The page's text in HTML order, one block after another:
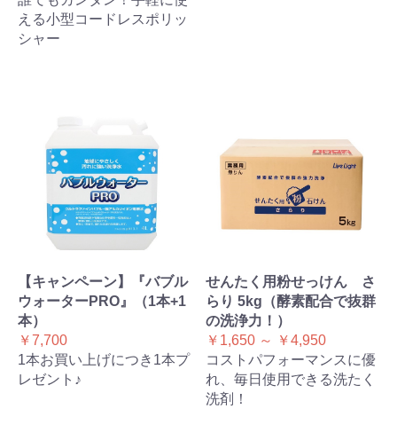
える小型コードレスポリッ
シャー
【キャンペーン】『バブル
ウォーターPRO』（1本+1
本）
￥7,700
1本お買い上げにつき1本プ
レゼント♪
せんたく用粉せっけん さ
らり 5kg（酵素配合で抜群
の洗浄力！）
￥1,650 ～ ￥4,950
コストパフォーマンスに優
れ、毎日使用できる洗たく
洗剤！